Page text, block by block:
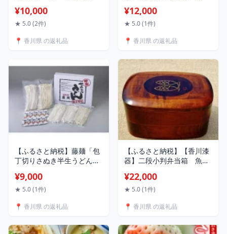
【1609320】
¥10,000
★ 5.0 (2件)
📍 香川県 の返礼品
人前(香川県)_ 讃岐うどん
冷凍 うどん 4人前 えび天
店 山田家 ギフト 贈答 美味
地域：離島】【1618732】
¥12,000
★ 5.0 (1件)
📍 香川県 の返礼品
【ふるさと納税】藤麺「包
丁切りさぬき半生うどん」
ん 包丁切り 麺類 うどん 常
温 美味しい 人気 おすすめ
¥9,000
★ 5.0 (1件)
📍 香川県 の返礼品
【ふるさと納税】【香川漆
器】二段小判弁当箱 魚文
¥22,000
★ 5.0 (1件)
📍 香川県 の返礼品